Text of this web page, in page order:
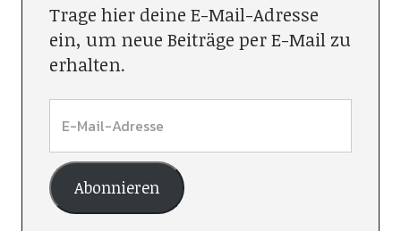
Trage hier deine E-Mail-Adresse
ein, um neue Beiträge per E-Mail zu
erhalten.
Abonnieren